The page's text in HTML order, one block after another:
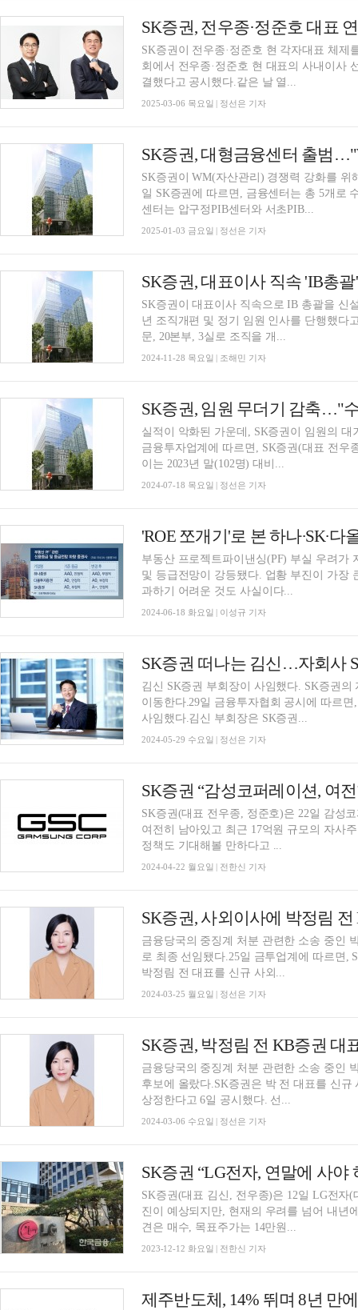
SK증권, 전우종·정준호 대표
SK증권이 전우종·정준호 현 각자대표 체제
회에서 전우종·정준호 현 대표의 사내이사
결했다고 공시했다.같은 날 열...
2025-03-06 목요일 | 정선은 기자
SK증권, 대형금융센터 출범
SK증권이 WM(자산관리) 경쟁력 강화를
일 SK증권에 따르면, 금융센터는 총 5개로
센터는 압구정PIB센터와 서초PIB...
2025-01-03 금요일 | 정선은 기자
SK증권, 대표이사 직속 'IB총
SK증권이 대표이사 직속으로 IB 총괄을 신
년 조직개편 및 정기 임원 인사를 단행했다
문, 20본부, 3실로 조직을 개...
2024-11-28 목요일 | 조해민 기자
SK증권, 임원 무더기 감축…"
실적이 악화된 가운데, SK증권이 임원의
금융투자업계에 따르면, SK증권(대표 전우
이는 2023년 말(102명) 대비...
2024-07-18 목요일 | 정선은 기자
'ROE 쪼개기'로 본 하나∙SK∙
부동산 프로젝트파이낸싱(PF) 부실 우려가
및 등급전망이 강등됐다. 업황 부진이 가장
과하기 어려운 것도 사실이다...
2024-06-18 화요일 | 이성규 기자
SK증권 떠나는 김신…자회사
김신 SK증권 부회장이 사임했다. SK증권
이동한다.29일 금융투자협회 공시에 따르
사임했다.김신 부회장은 SK증권...
2024-05-29 수요일 | 정선은 기자
SK증권(대표 전우종, 정준호)은 22일 감성
여전히 남아있고 최근 17억원 규모의 자사
정책도 기대해볼 만하다고 ...
2024-04-22 월요일 | 전한신 기자
SK증권, 사외이사에 박정림
금융당국의 중징계 처분 관련한 소송 중인
로 최종 선임됐다.25일 금투업계에 따르면,
박정림 전 대표를 신규 사외...
2024-03-25 월요일 | 정선은 기자
SK증권, 박정림 전 KB증권 대
금융당국의 중징계 처분 관련한 소송 중인
후보에 올랐다.SK증권은 박 전 대표를 신
상정한다고 6일 공시했다. 선...
2024-03-06 수요일 | 정선은 기자
SK증권 “LG전자, 연말에 사
SK증권(대표 김신, 전우종)은 12일 LG전자
진이 예상되지만, 현재의 우려를 넘어 내년
견은 매수, 목표주가는 14만원...
2023-12-12 화요일 | 전한신 기자